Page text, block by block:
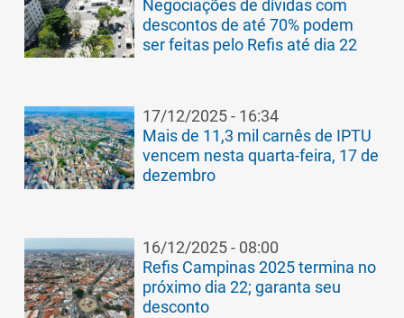
Negociações de dívidas com
descontos de até 70% podem
ser feitas pelo Refis até dia 22
17/12/2025 - 16:34
Mais de 11,3 mil carnês de IPTU
vencem nesta quarta-feira, 17 de
dezembro
16/12/2025 - 08:00
Refis Campinas 2025 termina no
próximo dia 22; garanta seu
desconto